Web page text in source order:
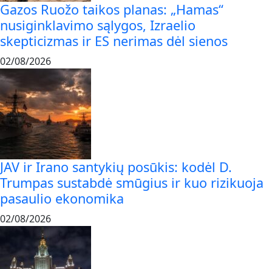
Gazos Ruožo taikos planas: „Hamas“
nusiginklavimo sąlygos, Izraelio
skepticizmas ir ES nerimas dėl sienos
02/08/2026
JAV ir Irano santykių posūkis: kodėl D.
Trumpas sustabdė smūgius ir kuo rizikuoja
pasaulio ekonomika
02/08/2026